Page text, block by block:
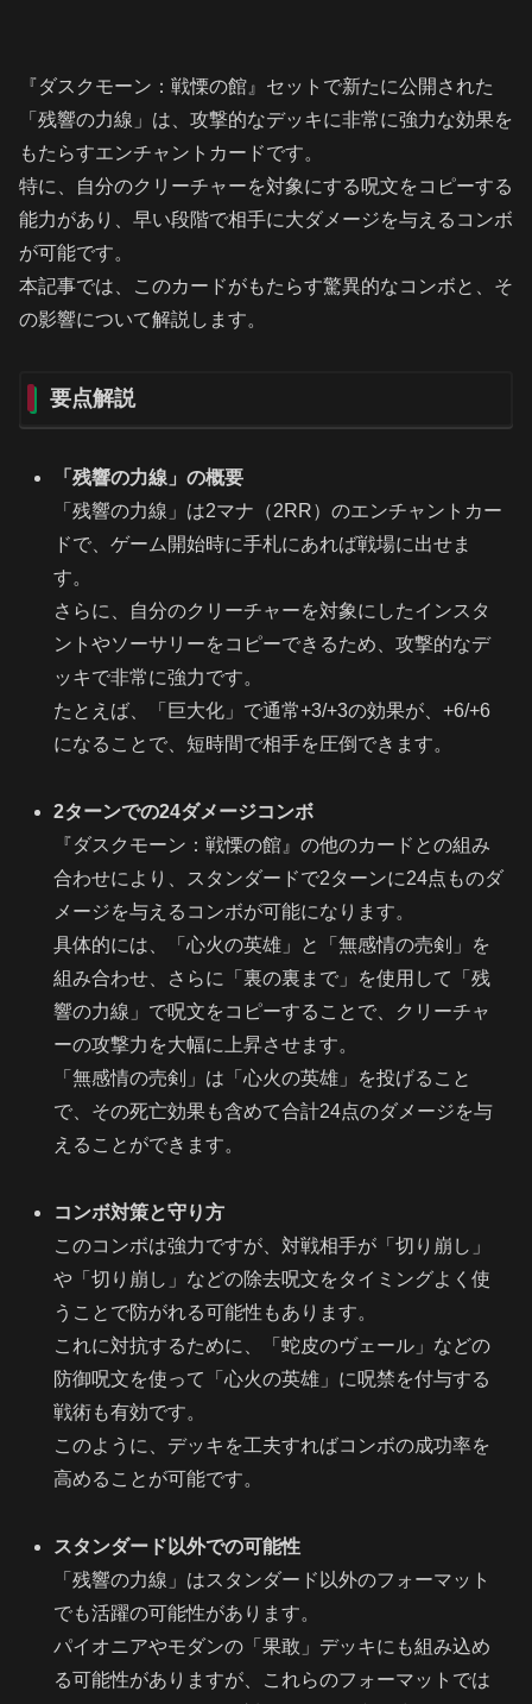
『ダスクモーン：戦慄の館』セットで新たに公開された
「残響の力線」は、攻撃的なデッキに非常に強力な効果を
もたらすエンチャントカードです。
特に、自分のクリーチャーを対象にする呪文をコピーする
能力があり、早い段階で相手に大ダメージを与えるコンボ
が可能です。
本記事では、このカードがもたらす驚異的なコンボと、そ
の影響について解説します。
要点解説
「残響の力線」の概要
「残響の力線」は2マナ（2RR）のエンチャントカー
ドで、ゲーム開始時に手札にあれば戦場に出せま
す。
さらに、自分のクリーチャーを対象にしたインスタ
ントやソーサリーをコピーできるため、攻撃的なデ
ッキで非常に強力です。
たとえば、「巨大化」で通常+3/+3の効果が、+6/+6
になることで、短時間で相手を圧倒できます。
2ターンでの24ダメージコンボ
『ダスクモーン：戦慄の館』の他のカードとの組み
合わせにより、スタンダードで2ターンに24点ものダ
メージを与えるコンボが可能になります。
具体的には、「心火の英雄」と「無感情の売剣」を
組み合わせ、さらに「裏の裏まで」を使用して「残
響の力線」で呪文をコピーすることで、クリーチャ
ーの攻撃力を大幅に上昇させます。
「無感情の売剣」は「心火の英雄」を投げること
で、その死亡効果も含めて合計24点のダメージを与
えることができます。
コンボ対策と守り方
このコンボは強力ですが、対戦相手が「切り崩し」
や「切り崩し」などの除去呪文をタイミングよく使
うことで防がれる可能性もあります。
これに対抗するために、「蛇皮のヴェール」などの
防御呪文を使って「心火の英雄」に呪禁を付与する
戦術も有効です。
このように、デッキを工夫すればコンボの成功率を
高めることが可能です。
スタンダード以外での可能性
「残響の力線」はスタンダード以外のフォーマット
でも活躍の可能性があります。
パイオニアやモダンの「果敢」デッキにも組み込め
る可能性がありますが、これらのフォーマットでは